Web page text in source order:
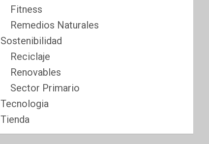
Fitness
Remedios Naturales
Sostenibilidad
Reciclaje
Renovables
Sector Primario
Tecnologia
Tienda